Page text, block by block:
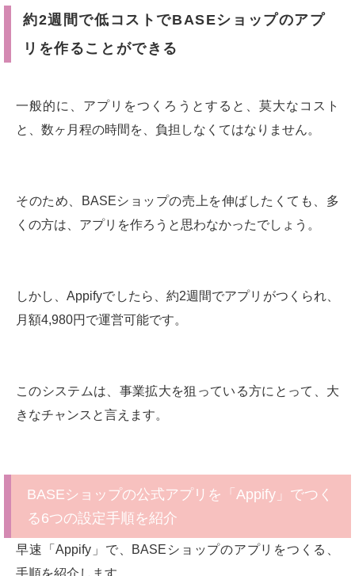
約2週間で低コストでBASEショップのアプ
リを作ることができる
一般的に、アプリをつくろうとすると、莫大なコスト
と、数ヶ月程の時間を、負担しなくてはなりません。
そのため、BASEショップの売上を伸ばしたくても、多
くの方は、アプリを作ろうと思わなかったでしょう。
しかし、Appifyでしたら、約2週間でアプリがつくられ、
月額4,980円で運営可能です。
このシステムは、事業拡大を狙っている方にとって、大
きなチャンスと言えます。
BASEショップの公式アプリを「Appify」でつく
る6つの設定手順を紹介
早速「Appify」で、BASEショップのアプリをつくる、
手順を紹介します。